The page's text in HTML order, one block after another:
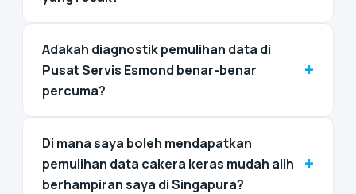
Adakah diagnostik pemulihan data di
Pusat Servis Esmond benar-benar
percuma?
+
Di mana saya boleh mendapatkan
pemulihan data cakera keras mudah alih
berhampiran saya di Singapura?
+